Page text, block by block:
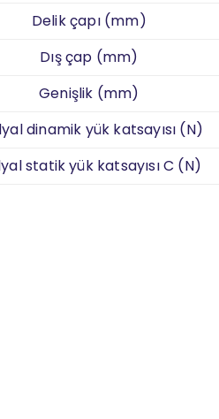
Delik çapı (mm)
Dış çap (mm)
Genişlik (mm)
dinamik yük katsayısı (N)
statik yük katsayısı C (N)